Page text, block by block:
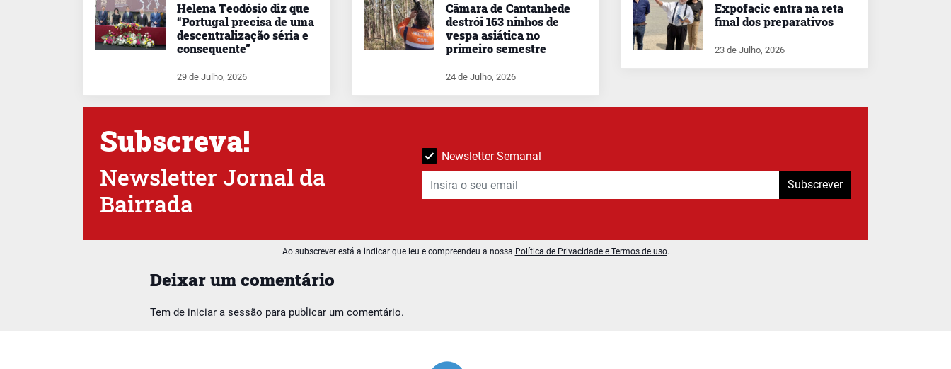
Deixar um comentário
Tem de iniciar a sessão para publicar um comentário.
Helena Teodósio diz que
“Portugal precisa de uma
descentralização séria e
consequente”
29 de Julho, 2026
Câmara de Cantanhede
destrói 163 ninhos de
vespa asiática no
primeiro semestre
24 de Julho, 2026
Expofacic entra na reta
final dos preparativos
23 de Julho, 2026
Subscreva!
Newsletter Jornal da
Bairrada
Newsletter Semanal
Subscrever
Ao subscrever está a indicar que leu e compreendeu a nossa Política de Privacidade e Termos de uso.